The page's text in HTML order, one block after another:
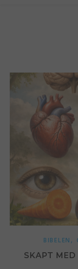
BIBELEN ,
SKAPT